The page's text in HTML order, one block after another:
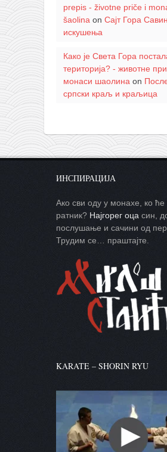
prepis - životne priče i
šaolinaon Сајт Гора
искушења
Како је Света Гора
територија? - животне
монаси шаолина on
српски краљ и краљица
ИНСПИРАЦИЈА
Ако сви оду у монахе, ко ће
ратник? Најгорег оца син,
послушање и сачини од
Трудим се… праштајте.
KARATE – SHORIN RYU